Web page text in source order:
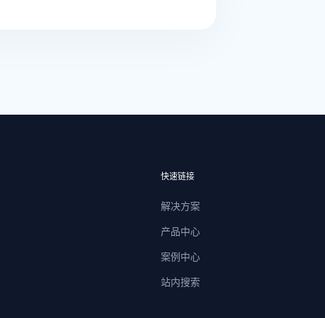
快速链接
解决方案
产品中心
案例中心
站内搜索